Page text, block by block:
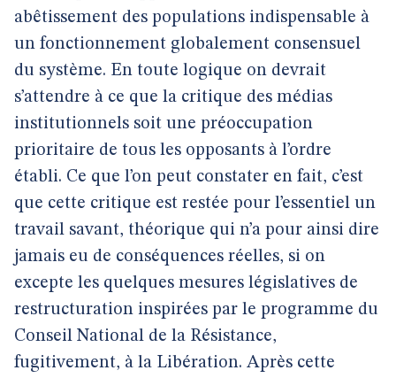
abêtissement des populations indispensable à
un fonctionnement globalement consensuel
du système. En toute logique on devrait
s’attendre à ce que la critique des médias
institutionnels soit une préoccupation
prioritaire de tous les opposants à l’ordre
établi. Ce que l’on peut constater en fait, c’est
que cette critique est restée pour l’essentiel un
travail savant, théorique qui n’a pour ainsi dire
jamais eu de conséquences réelles, si on
excepte les quelques mesures législatives de
restructuration inspirées par le programme du
Conseil National de la Résistance,
fugitivement, à la Libération. Après cette